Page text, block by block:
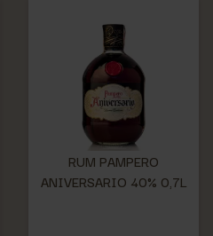
RUM PAMPERO
ANIVERSARIO 40% 0,7L